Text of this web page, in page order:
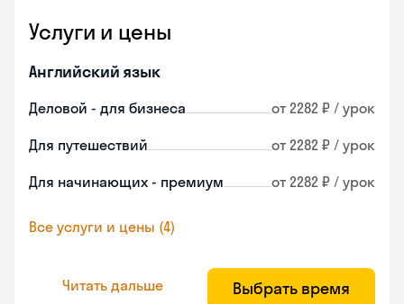
Услуги и цены
Английский язык
Деловой - для бизнеса от 2282 ₽ / урок
Для путешествий от 2282 ₽ / урок
Для начинающих - премиум от 2282 ₽ / урок
Все услуги и цены (4)
Читать дальше Выбрать время